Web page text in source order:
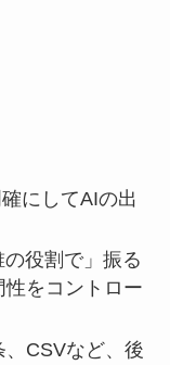
にしてAIの出
の役割で」振る
をコントロー
、CSVなど、後